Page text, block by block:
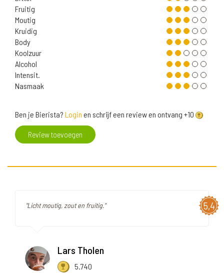
Fruitig
Moutig
Kruidig
Body
Koolzuur
Alcohol
Intensit.
Nasmaak
Ben je Bierista? Login en schrijf een review en ontvang +10
Review toevoegen
5,4
"Licht moutig, zout en fruitig."
Lars Tholen
5.740